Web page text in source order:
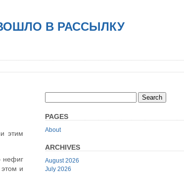
ВОШЛО В РАССЫЛКУ
этим
нефиг
и
PAGES
About
ARCHIVES
August 2026
July 2026